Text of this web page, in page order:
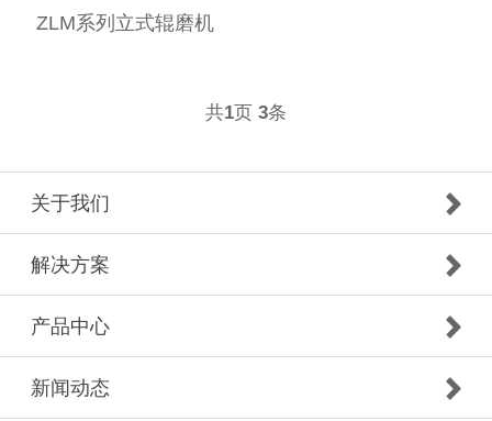
ZLM系列立式辊磨机
共1页 3条
关于我们
解决方案
产品中心
新闻动态